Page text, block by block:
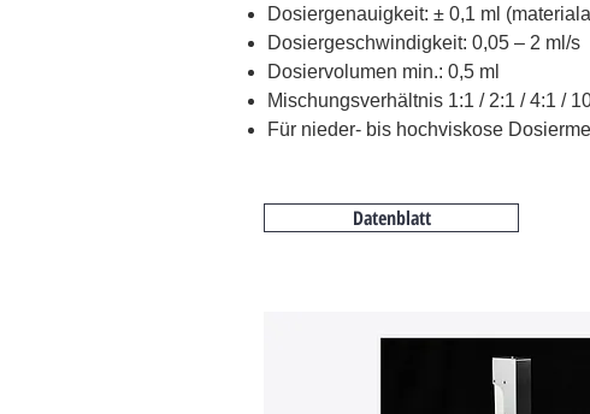
Dosiergenauigkeit: ± 0,1 ml
Dosiergeschwindigkeit: 0,05 – 2 ml/s
Dosiervolumen min.: 0,5 ml
Mischungsverhältnis 1:1 / 2:1 / 4:1 /
Für nieder- bis hochviskose
Datenblatt